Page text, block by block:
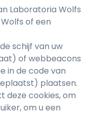
Laboratoria Wolfs
of een
schijf van uw
of webbeacons
in de code van
plaatsen.
deze cookies, om
om u een